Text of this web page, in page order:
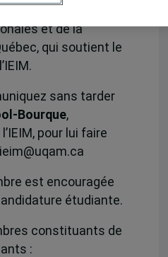
et de la
qui soutient le
sans tarder
Bourque,
pour lui faire
est encouragée
étudiante.
constituants de
: